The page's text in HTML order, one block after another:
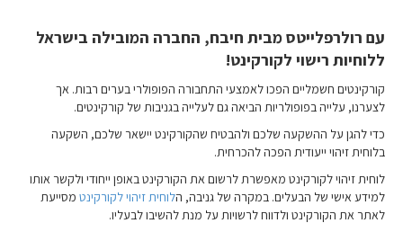
עם רולרפלייטס מבית חיבח, החברה המובילה בישראל
ללוחיות רישוי לקורקינט!
קורקינטים חשמליים הפכו לאמצעי התחבורה הפופולרי בערים רבות. אך
לצערנו, עלייה בפופולריות הביאה גם לעלייה בגניבות של קורקינטים.
כדי להגן על ההשקעה שלכם ולהבטיח שהקורקינט יישאר שלכם, השקעה
בלוחית זיהוי ייעודית הפכה להכרחית.
לוחית זיהוי לקורקינט מאפשרת לרשום את הקורקינט באופן ייחודי ולקשר אותו
למידע אישי של הבעלים. במקרה של גניבה, הלוחית זיהוי לקורקינט מסייעת
לאתר את הקורקינט ולדווח לרשויות על מנת להשיבו לבעליו.